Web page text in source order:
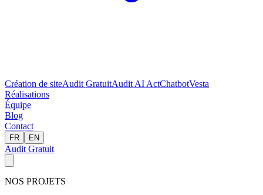
Création de siteAudit GratuitAudit AI ActChatbotVesta
Réalisations
Équipe
Blog
Contact
FR EN
Audit Gratuit
NOS PROJETS